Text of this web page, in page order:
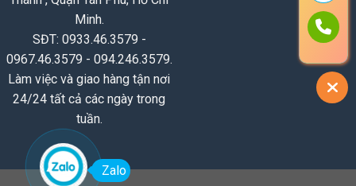
Minh.
SĐT: 0933.46.3579 -
0967.46.3579 - 094.246.3579.
Làm việc và giao hàng tận nơi
24/24 tất cả các ngày trong
tuần.
Zalo